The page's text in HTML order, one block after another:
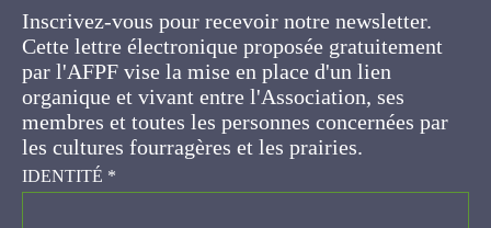
Cette lettre électronique proposée
gratuitement par l'AFPF vise la mise en place
d'un lien organique et vivant entre l'Association,
ses membres et toutes les personnes
concernées par les cultures fourragères et les
prairies.
IDENTITÉ*